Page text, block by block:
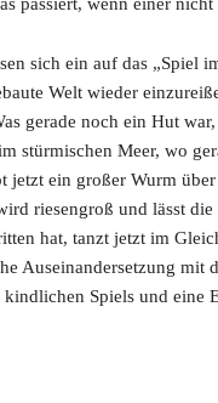
sich ein auf das „Spiel
Welt wieder
gerade noch ein Hut
stürmischen Meer, wo
jetzt ein großer Wurm
riesengroß und lässt
hat, tanzt jetzt im
Auseinandersetzung mit
Spiels und eine